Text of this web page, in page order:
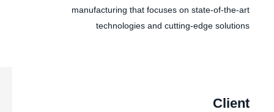
manufacturing that focuses on state-of-the-art
technologies and cutting-edge solutions
Client